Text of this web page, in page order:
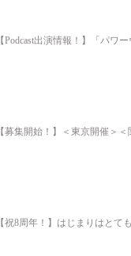
【Podcast出演情報！】「パワ
【募集開始！】＜東京開催＞
【祝8周年！】はじまりはとて